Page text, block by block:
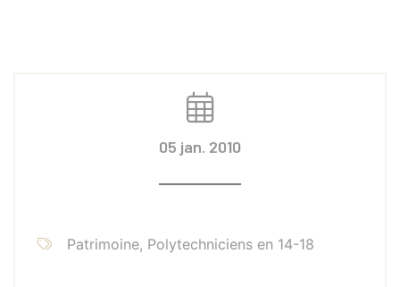
05 jan. 2010
Patrimoine, Polytechniciens en 14-18